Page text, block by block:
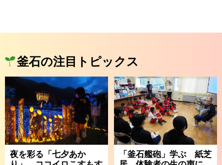
釜石の注目トピックス
夜を彩る「七夕あか
「釜石艦砲」学ぶ 紙芝